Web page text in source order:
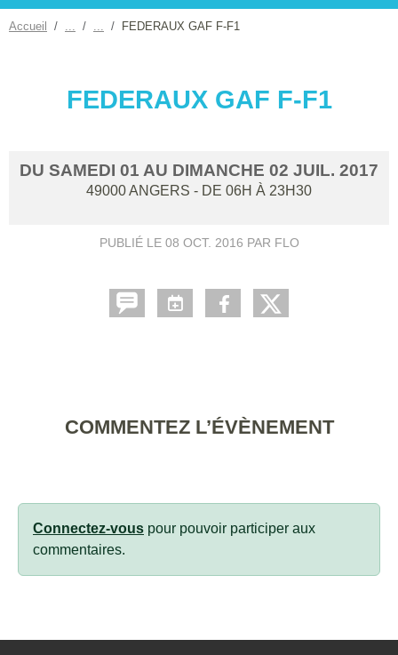
Accueil FEDERAUX GAF F-F1
FEDERAUX GAF F-F1
DU SAMEDI 01 AU DIMANCHE 02 JUIL. 2017
49000ANGERS - DE 06H À 23H30
PUBLIÉ LE 08 OCT. 2016 PAR FLO
COMMENTEZ L’ÉVÈNEMENT
Connectez-vous pour pouvoir participer aux
commentaires.